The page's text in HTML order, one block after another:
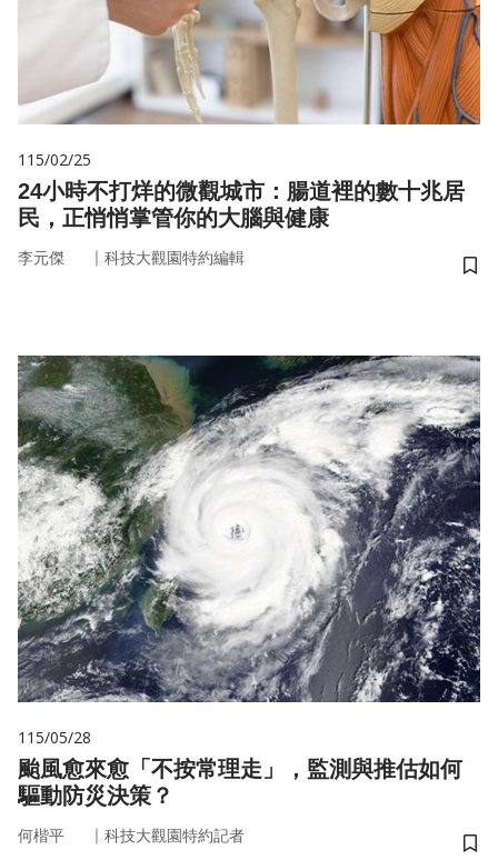
115/02/25
24小時不打烊的微觀城市：腸道裡的數十兆居
民，正悄悄掌管你的大腦與健康
李元傑 ｜ 科技大觀園特約編輯
儲
115/05/28
颱風愈來愈「不按常理走」，監測與推估如何
驅動防災決策？
何楷平 ｜ 科技大觀園特約記者
儲